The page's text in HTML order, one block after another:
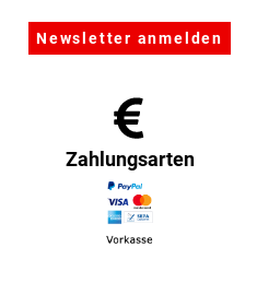
Zahlungsarten